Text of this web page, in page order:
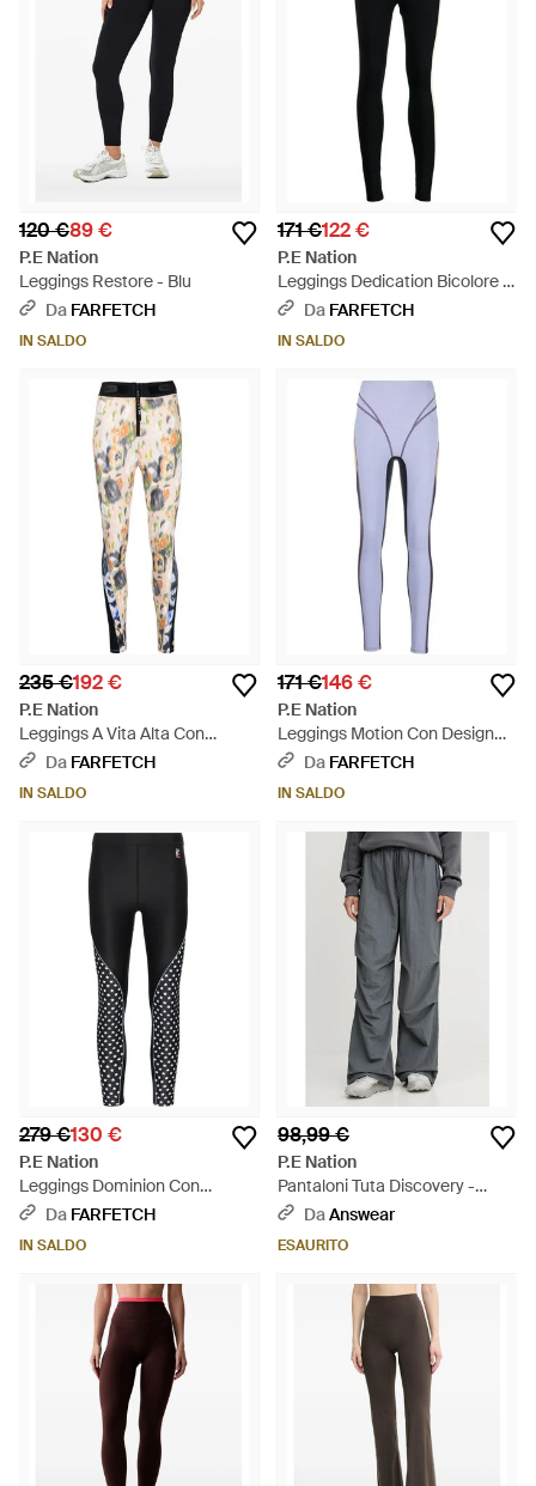
120 €89 €
P.E Nation
Leggings Restore - Blu
Da FARFETCH
IN SALDO
171 €122 €
P.E Nation
Leggings Dedication Bicolore -
NeroDa FARFETCH
IN SALDO
235 €192 €
P.E Nation
Leggings A Vita Alta Con
Stampa Grafica - Neutro
Da FARFETCH
IN SALDO
171 €146 €
P.E Nation
Leggings Motion Con Design
Color-Block - Blu
Da FARFETCH
IN SALDO
279 €130 €
P.E Nation
Leggings Dominion Con
Stampa - Nero
Da FARFETCH
IN SALDO
98,99 €
P.E Nation
Pantaloni Tuta Discovery -
Grigio
DaAnswear
ESAURITO